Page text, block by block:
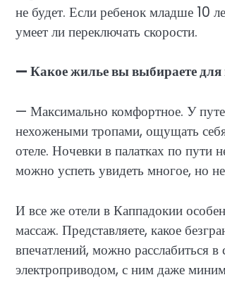
не будет. Если ребенок младше 10
умеет ли переключать скорости.
— Какое жилье вы выбираете для
— Максимально комфортное. У
нехожеными тропами, ощущать
отеле. Ночевки в палатках по
можно успеть увидеть многое, но
И все же отели в Каппадокии
массаж. Представляете, какое
впечатлений, можно расслабиться
электроприводом, с ним даже